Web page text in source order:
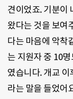
견이었죠. 기분이
왔다는 것을 보여
다는 마음에 악착
는 지원자 중 10
였습니다. 개교 이
라는 말을 들었어